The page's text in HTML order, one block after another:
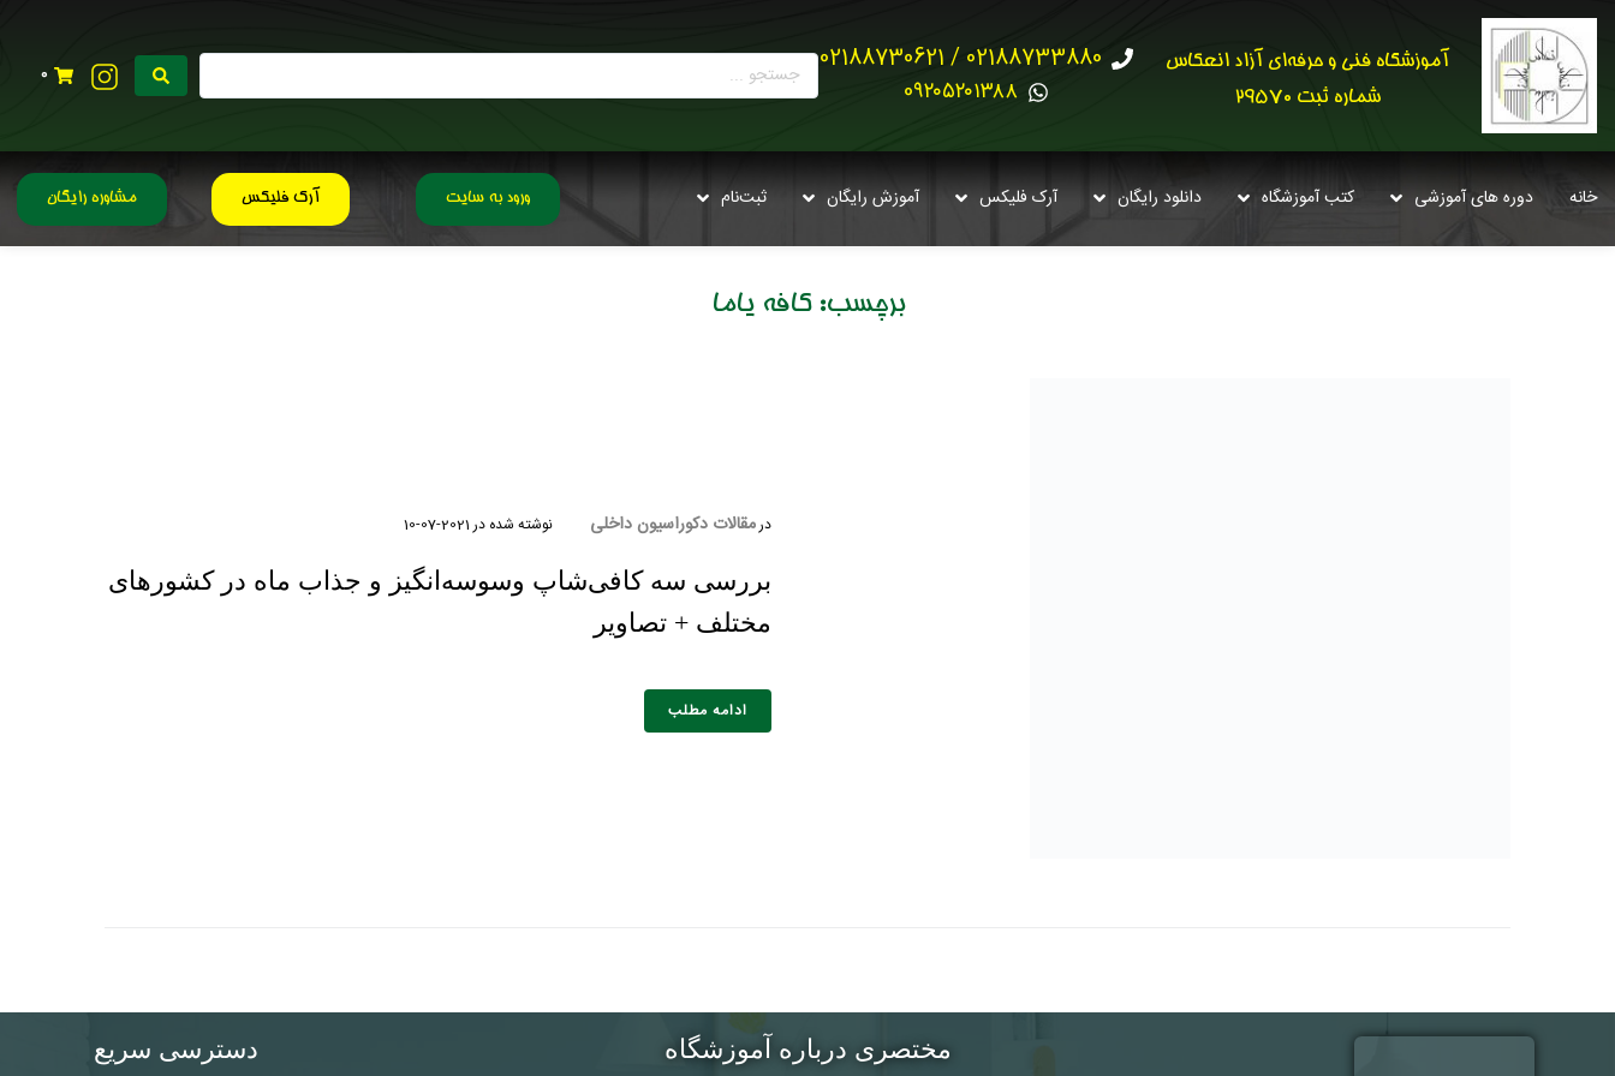
آموزشگاه فنی و حرفه‌ای آزاد انعکاس
شماره ثبت 29570
02188733880 / 02188730621
0۹۲۰۵۲۰۱۳۸۸
0
خانه دوره های آموزشی کتب آموزشگاه دانلود رایگان آرک فلیکس آموزش رایگان ثبت‌نام ورود به سایت آرک فلیکس مشاوره رایگان
برچسب:کافه یاما
درمقالات دکوراسیون داخلی نوشته شده در2021-07-10
بررسی سه کافی‌شاپ وسوسه‌انگیز و جذاب ماه در کشورهای
مختلف + تصاویر
ادامه مطلب
مختصری درباره آموزشگاه دسترسی سریع